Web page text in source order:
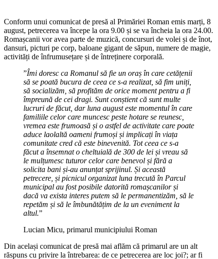
Conform unui comunicat de presă al Primăriei Roman emis marți, 8
august, petrecerea va începe la ora 9.00 și se va încheia la ora 24.00.
Romașcanii vor avea parte de muzică, concursuri de volei și de înot,
dansuri, picturi pe corp, baloane gigant de săpun, numere de magie,
activități de înfrumusețare și de întreținere corporală.
”Îmi doresc ca Romanul să fie un oraș în care cetățenii
să se poată bucura de ceea ce s-a realizat, să fim uniți,
să socializăm, să profităm de orice moment pentru a fi
împreună de cei dragi. Sunt conștient că sunt multe
lucruri de făcut, dar luna august este momentul în care
familiile celor care muncesc peste hotare se reunesc,
vremea este frumoasă și o astfel de activitate care poate
aduce laolaltă oameni frumoși și implicați în viața
comunitate cred că este binevenită. Tot ceea ce s-a
făcut a însemnat o cheltuială de 300 de lei și vreau să
le mulțumesc tuturor celor care benevol și fără a
solicita bani și-au anunțat sprijinul. Și această
petrecere, și picnicul organizat luna trecută în Parcul
municipal au fost posibile datorită romașcanilor și
dacă va exista interes putem să le permanentizăm, să le
repetăm și să le îmbunătățim de la un eveniment la
altul.”
Lucian Micu, primarul municipiului Roman
Din același comunicat de presă mai aflăm că primarul are un alt
răspuns cu privire la întrebarea: de ce petrecerea are loc joi?; ar fi